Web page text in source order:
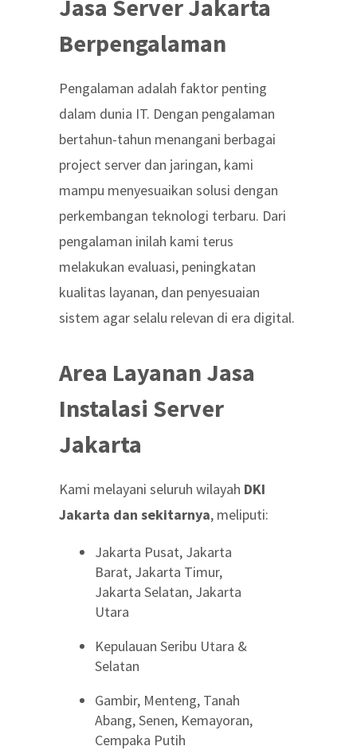
Jasa Server Jakarta
Berpengalaman
Pengalaman adalah faktor penting
dalam dunia IT. Dengan pengalaman
bertahun-tahun menangani berbagai
project server dan jaringan, kami
mampu menyesuaikan solusi dengan
perkembangan teknologi terbaru. Dari
pengalaman inilah kami terus
melakukan evaluasi, peningkatan
kualitas layanan, dan penyesuaian
sistem agar selalu relevan di era digital.
Area Layanan Jasa
Instalasi Server
Jakarta
Kami melayani seluruh wilayah DKI
Jakarta dan sekitarnya, meliputi:
Jakarta Pusat, Jakarta
Barat, Jakarta Timur,
Jakarta Selatan, Jakarta
Utara
Kepulauan Seribu Utara &
Selatan
Gambir, Menteng, Tanah
Abang, Senen, Kemayoran,
Cempaka Putih